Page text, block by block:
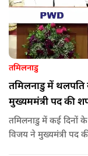
तमिलनाडु
तमिलनाडु में थलपति
मुख्यममंत्री पद की
तमिलनाडु में कई दिनों
विजय ने मुख्यमंत्री पद